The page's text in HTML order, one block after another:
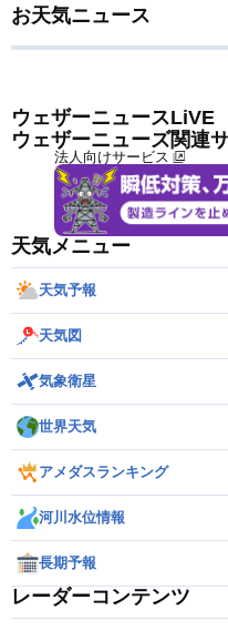
お天気ニュース
ウェザーニュースLiVE
ウェザーニューズ関連
法人向けサービス
天気メニュー
天気予報
天気図
気象衛星
世界天気
アメダスランキング
河川水位情報
長期予報
レーダーコンテンツ